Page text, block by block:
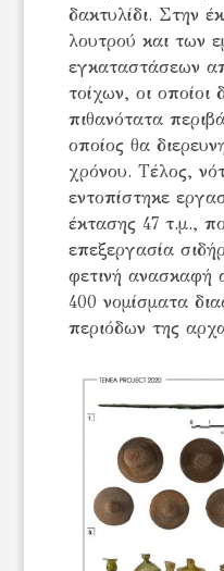
δακτυλίδι. Στην
λουτρού και των
εγκαταστάσεων
τοίχων, οι οποίοι
πιθανότατα
οποίος θα
χρόνου. Τέλος,
εντοπίστηκε
έκτασης 47 τ.μ.,
επεξεργασία
φετινή ανασκαφή
400 νομίσματα
περιόδων της